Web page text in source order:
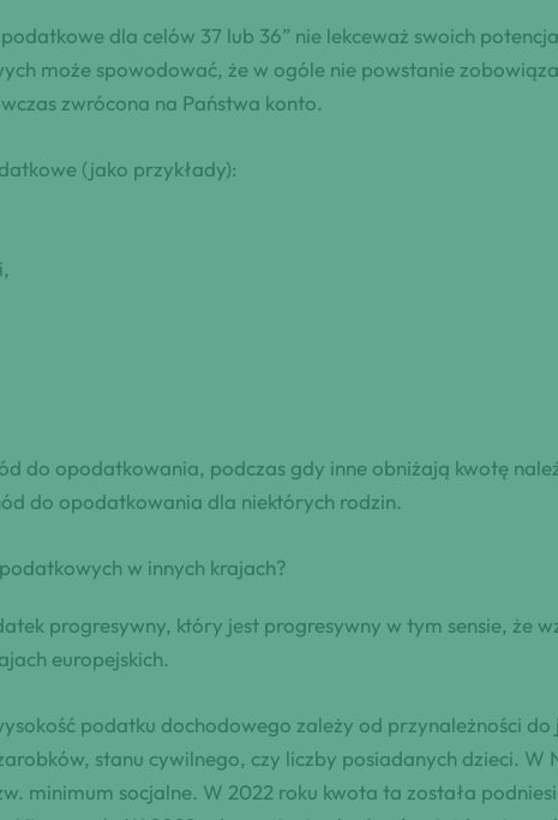
dla celów 37 lub 36” nie lekceważ swoich
może spowodować, że w ogóle nie powstanie
zwrócona na Państwa konto.
(jako przykłady):
do opodatkowania, podczas gdy inne obniżają kwotę
do opodatkowania dla niektórych rodzin.
w innych krajach?
progresywny, który jest progresywny w tym sensie, że
europejskich.
podatku dochodowego zależy od przynależności
stanu cywilnego, czy liczby posiadanych dzieci.
minimum socjalne. W 2022 roku kwota ta została